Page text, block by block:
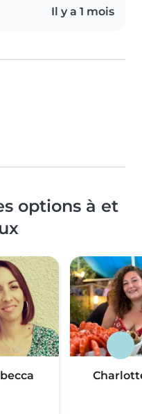
Il y a 1 mois
options à et